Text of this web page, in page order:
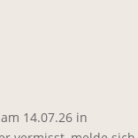
14.07.26 in